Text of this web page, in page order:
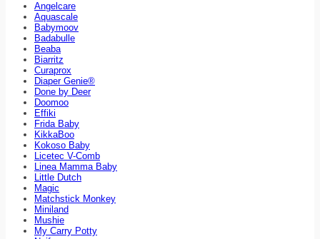
Angelcare
Aquascale
Babymoov
Badabulle
Beaba
Biarritz
Curaprox
Diaper Genie®
Done by Deer
Doomoo
Effiki
Frida Baby
KikkaBoo
Kokoso Baby
Licetec V-Comb
Linea Mamma Baby
Little Dutch
Magic
Matchstick Monkey
Miniland
Mushie
My Carry Potty